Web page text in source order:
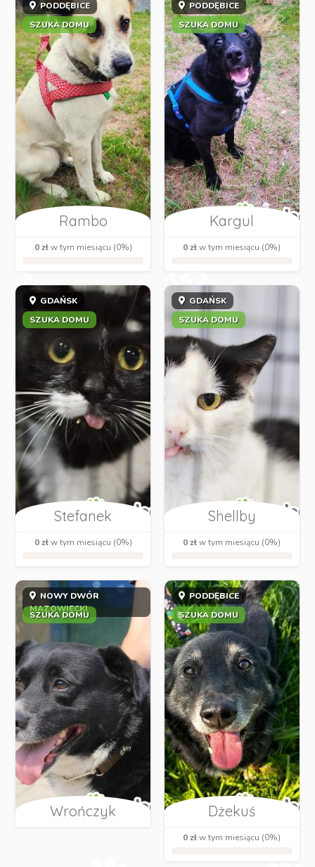
PODDĘBICE
SZUKA DOMU
Rambo
0 złw tym miesiącu (0%)
PODDĘBICE
SZUKA DOMU
Kargul
0 złw tym miesiącu (0%)
GDAŃSK
SZUKA DOMU
Stefanek
0 złw tym miesiącu (0%)
GDAŃSK
SZUKA DOMU
Shellby
0 złw tym miesiącu (0%)
NOWY DWÓR
MAZOWIECKI
SZUKA DOMU
Wrończyk
PODDĘBICE
SZUKA DOMU
Dżekuś
0 złw tym miesiącu (0%)